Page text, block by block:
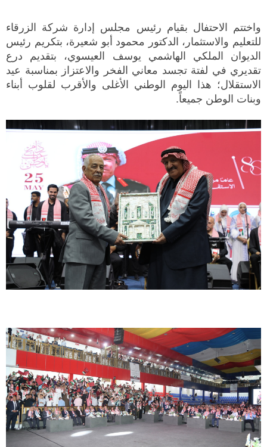
واختتم الاحتفال بقيام رئيس مجلس إدارة شركة الزرقاء
للتعليم والاستثمار، الدكتور محمود أبو شعيرة، بتكريم رئيس
الديوان الملكي الهاشمي يوسف العيسوي، بتقديم درع
تقديري في لفتة تجسد معاني الفخر والاعتزاز بمناسبة عيد
الاستقلال؛ هذا اليوم الوطني الأغلى والأقرب لقلوب أبناء
وبنات الوطن جميعاً.